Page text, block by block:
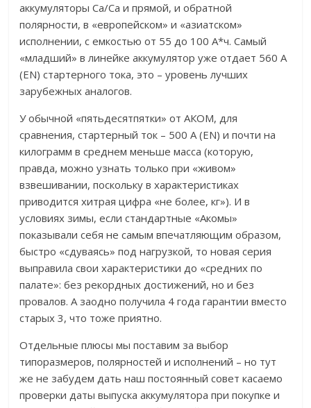
аккумуляторы Ca/Ca и прямой, и обратной
полярности, в «европейском» и «азиатском»
исполнении, с емкостью от 55 до 100 А*ч. Самый
«младший» в линейке аккумулятор уже отдает 560 А
(EN) стартерного тока, это – уровень лучших
зарубежных аналогов.
У обычной «пятьдесятпятки» от АКОМ, для
сравнения, стартерный ток – 500 А (EN) и почти на
килограмм в среднем меньше масса (которую,
правда, можно узнать только при «живом»
взвешивании, поскольку в характеристиках
приводится хитрая цифра «не более, кг»). И в
условиях зимы, если стандартные «Акомы»
показывали себя не самым впечатляющим образом,
быстро «сдуваясь» под нагрузкой, то новая серия
выправила свои характеристики до «средних по
палате»: без рекордных достижений, но и без
провалов. А заодно получила 4 года гарантии вместо
старых 3, что тоже приятно.
Отдельные плюсы мы поставим за выбор
типоразмеров, полярностей и исполнений – но тут
же не забудем дать наш постоянный совет касаемо
проверки даты выпуска аккумулятора при покупке и